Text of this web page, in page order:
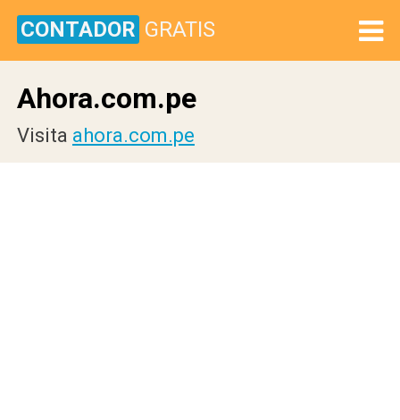
CONTADOR GRATIS
Ahora.com.pe
Visita ahora.com.pe